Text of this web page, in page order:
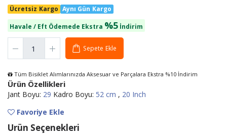
Ücretsiz Kargo Aynı Gün Kargo
Havale / Eft Ödemede Ekstra %5 İndirim
Sepete Ekle
Tüm Bisiklet Alımlarınızda Aksesuar ve Parçalara Ekstra %10 İndirim
Ürün Özellikleri
Jant Boyu: 29 Kadro Boyu: 52 cm , 20 Inch
Favoriye Ekle
Ürün Seçenekleri